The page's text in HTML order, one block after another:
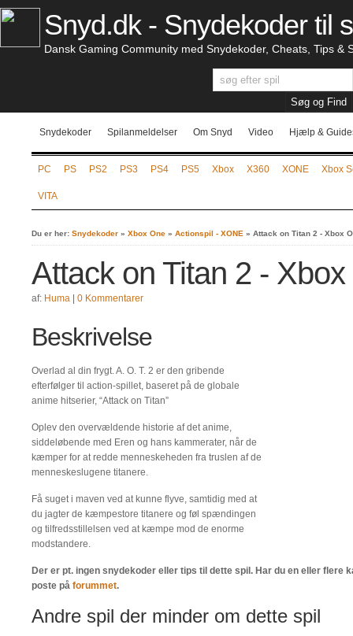
Snyd.dk - Snydekoder til
Dansk Gaming Community med Snydekoder, Cheats, Tips &
Snydekoder Spilanmeldelser Om Snyd Video Hjælp &
PC PS PS2 PS3 PS4 PS5 Xbox X360 XONE Xbox
VITA
Du er her: Snydekoder » Xbox One » Actionspil - XONE » Attack on Titan 2 - Xbox
Attack on Titan 2 -
af: Huma 0 Kommentarer
Beskrivelse
Overlad al din frygt. A. O. T. 2 er den gribende
efterfølger til action-spillet, baseret på de globale
anime hitserier, “Attack on Titan”
Oplev den overvældende historie af det anime,
siddeløbende med Eren og hans kammerater, når de
kæmper for at redde menneskeheden fra truslen af de
menneskeslugene titanere.
Få suget i maven ved at kunne flyve, samtidig med at
du jagter de kæmpestore titanere og føl spændingen
og tilfredsstillelsen ved at kæmpe mod de enorme
modstandere.
Der er pt. ingen snydekoder eller tips til dette spil. Har du en eller flere
poste på forummet.
Andre spil der minder om dette spil